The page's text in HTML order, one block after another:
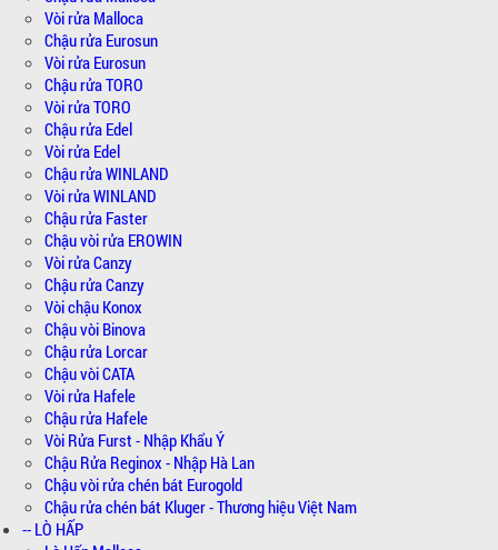
Vòi rửa Malloca
Chậu rửa Eurosun
Vòi rửa Eurosun
Chậu rửa TORO
Vòi rửa TORO
Chậu rửa Edel
Vòi rửa Edel
Chậu rửa WINLAND
Vòi rửa WINLAND
Chậu rửa Faster
Chậu vòi rửa EROWIN
Vòi rửa Canzy
Chậu rửa Canzy
Vòi chậu Konox
Chậu vòi Binova
Chậu rửa Lorcar
Chậu vòi CATA
Vòi rửa Hafele
Chậu rửa Hafele
Vòi Rửa Furst - Nhập Khẩu Ý
Chậu Rửa Reginox - Nhập Hà Lan
Chậu vòi rửa chén bát Eurogold
Chậu rửa chén bát Kluger - Thương hiệu Việt Nam
-- LÒ HẤP